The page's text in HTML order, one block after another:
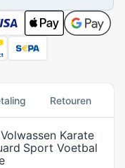
Retouren
Karate
Sport Voetbal